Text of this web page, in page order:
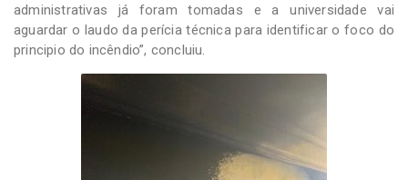
administrativas já foram tomadas e a universidade vai
aguardar o laudo da perícia técnica para identificar o foco do
principio do incêndio”, concluiu.